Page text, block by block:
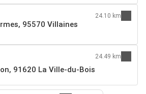
95570 Villaines
24.10 km
91620 La Ville-du-Bois
24.49 km